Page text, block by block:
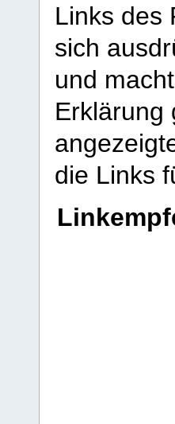
Links des
sich
und
Erklärung
die Links